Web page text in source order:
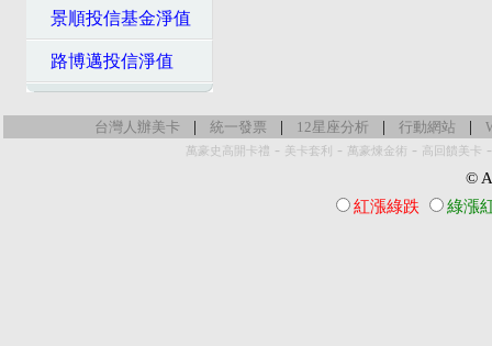
景順投信基金淨值
路博邁投信淨值
台灣人辦美卡 | 統一發票 | 12星座分析 | 行動網站 |
萬豪史高開卡禮 - 美卡套利 - 萬豪煉金術 - 高回饋美卡
©
紅漲綠跌
綠漲